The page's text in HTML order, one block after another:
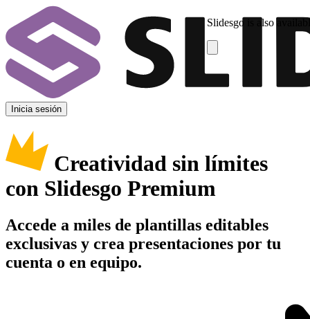
Slidesgo is also
Inicia sesión
Creatividad sin límites
con Slidesgo Premium
Accede a miles de plantillas editables
exclusivas y crea presentaciones por tu
cuenta o en equipo.